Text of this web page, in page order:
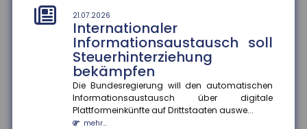
21.07.2026
Internationaler
Informationsaustausch soll
Steuerhinterziehung
bekämpfen
Die Bundesregierung will den automatischen
Informationsaustausch über digitale
Plattformeinkünfte auf Drittstaaten auswe...
mehr...
Rettungshubschrauber-
Transport im Urlaub nicht
erstatten
Das Hessische Landessozialgericht hat entschieden,
dass eine gesetzliche Krankenkasse die Kosten für
einen Rettungshubsc...
mehr...
18.07.2026